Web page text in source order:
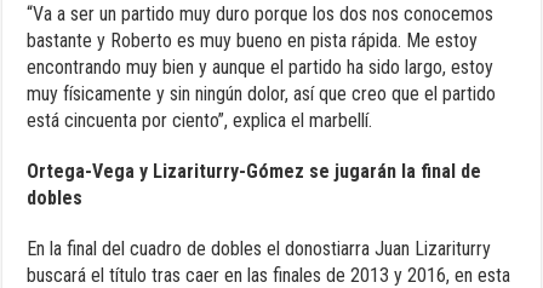
“Va a ser un partido muy duro porque los dos nos conocemos
bastante y Roberto es muy bueno en pista rápida. Me estoy
encontrando muy bien y aunque el partido ha sido largo, estoy
muy físicamente y sin ningún dolor, así que creo que el partido
está cincuenta por ciento”, explica el marbellí.
Ortega-Vega y Lizariturry-Gómez se jugarán la final de
dobles
En la final del cuadro de dobles el donostiarra Juan Lizariturry
buscará el título tras caer en las finales de 2013 y 2016, en esta